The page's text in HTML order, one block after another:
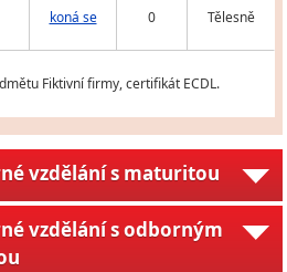
koná se 0 Tělesně
Fiktivní firmy, certifikát ECDL.
vzdělání s maturitou
vzdělání s odborným